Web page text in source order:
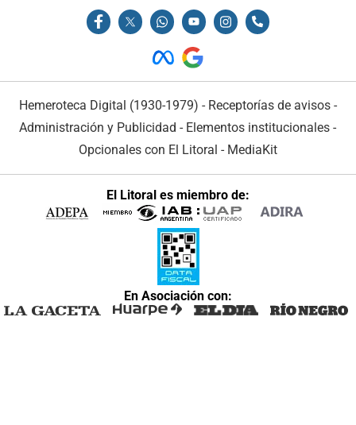
Hemeroteca Digital (1930-1979) - Receptorías de avisos -
Administración y Publicidad - Elementos institucionales -
Opcionales con El Litoral - MediaKit
El Litoral es miembro de:
En Asociación con: